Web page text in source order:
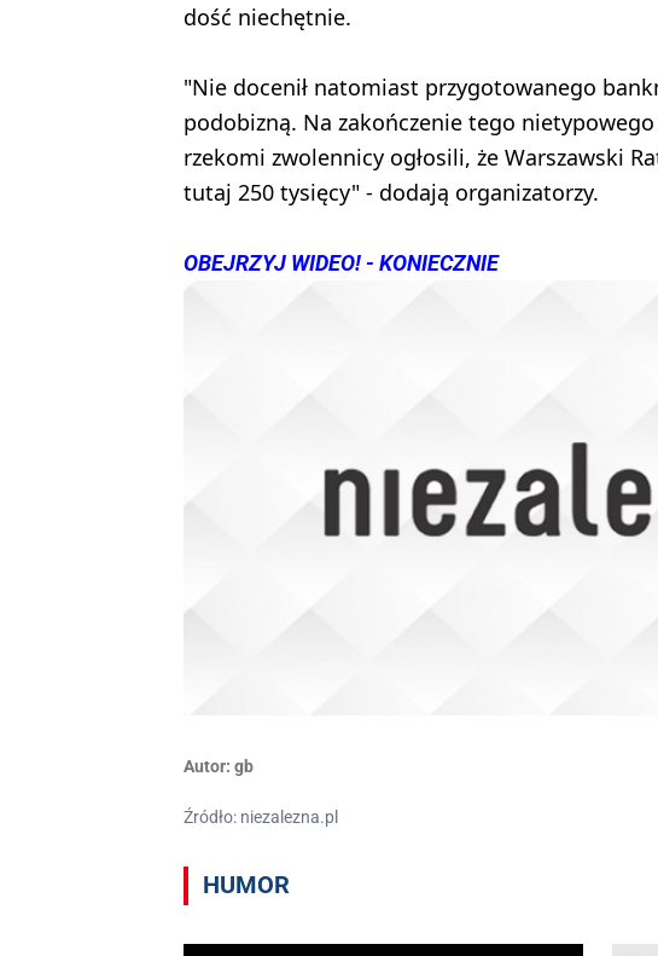
dość niechętnie.
"Nie docenił natomiast przygotowanego
podobizną. Na zakończenie tego
rzekomi zwolennicy ogłosili, że Warszawski
tutaj 250 tysięcy" - dodają organizatorzy.
OBEJRZYJ WIDEO! - KONIECZNIE
Autor: gb
Źródło: niezalezna.pl
HUMOR